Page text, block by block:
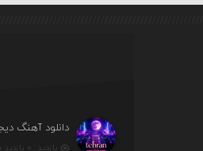
بازدید : ۰ بازدید بار /